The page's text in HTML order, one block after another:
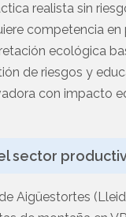
realista sin
competencia en
ecológica
de riesgos y
con impacto
sector
Aigüestortes